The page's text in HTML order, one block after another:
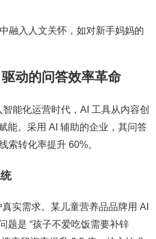
融入人文关怀，如对新手妈妈的
动的问答效率革命
能化运营时代，AI 工具从内容创
能。采用 AI 辅助的企业，其问答
索转化率提升 60%。
实需求。某儿童营养品品牌用 AI
题是 “孩子不爱吃饭需要补锌